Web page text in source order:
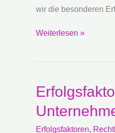
wir die besonderen
Herausforderungen
Weiterlesen »
Erfolgsfaktoren,
Erfolgsfaktor
Recht
und